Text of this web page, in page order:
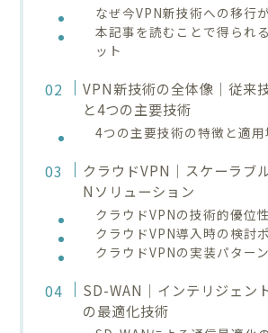
なぜ今VPN新技術への移行
本記事を読むことで得られ
ット
VPN新技術の全体像｜従来
と4つの主要技術
4つの主要技術の特徴と適用
クラウドVPN｜スケーラブ
Nソリューション
クラウドVPNの技術的優位
クラウドVPN導入時の検討
クラウドVPNの実装パター
SD-WAN｜インテリジェン
の最適化技術